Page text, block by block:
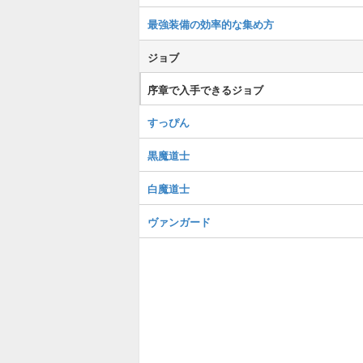
最強装備の効率的な集め方
ジョブ
序章で入手できるジョブ
すっぴん
黒魔道士
白魔道士
ヴァンガード